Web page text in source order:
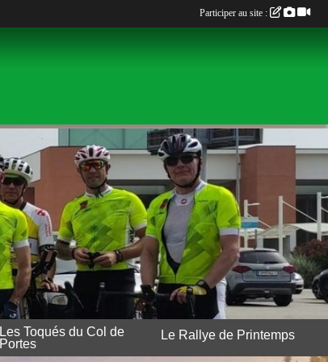
Les Toqués du Col de
Portes
Le Rallye de Printemps
Participer au site :